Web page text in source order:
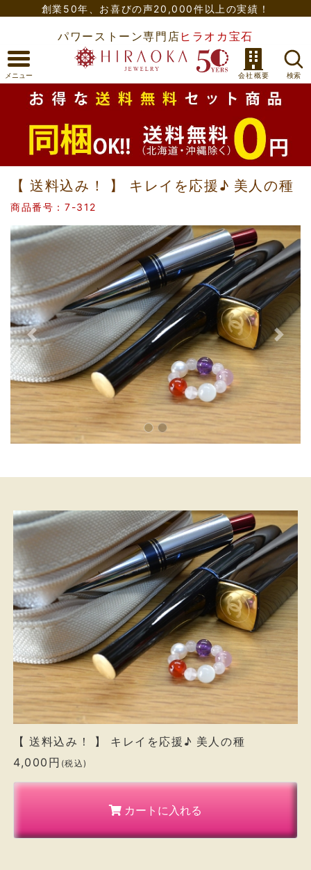
創業50年、 お喜びの声20,000件以上の実績！
パワーストーン専門店 ヒラオカ宝石
【 送料込み！ 】 キレイを応援♪ 美人の種
商品番号：7-312
Previous Next
【 送料込み！ 】 キレイを応援♪ 美人の種
4,000円 (税込)
カートに入れる